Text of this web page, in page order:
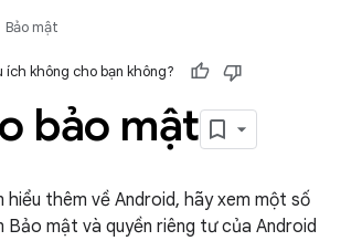
Bảo mật
không cho bạn không?
bảo mật
hiểu thêm về Android, hãy xem một số
Bảo mật và quyền riêng tư của Android